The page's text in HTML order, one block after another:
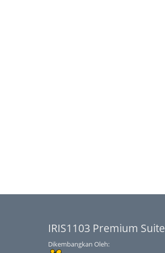
IRIS1103 Premium Suite
Dikembangkan Oleh: